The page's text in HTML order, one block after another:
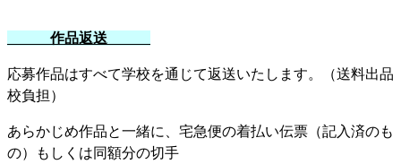
作品返送
応募作品はすべて学校を通じて返送いたします。（送料出品
校負担）
あらかじめ作品と一緒に、宅急便の着払い伝票（記入済のも
の）もしくは同額分の切手